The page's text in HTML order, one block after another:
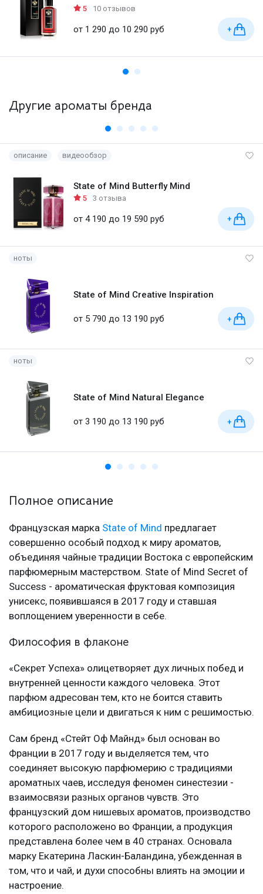
5 10 отзывов
от 1 290 до 10 290 руб +
Другие ароматы бренда
описание видеообзор
State of Mind Butterfly Mind
5 3 отзыва
от 4 190 до 19 590 руб +
ноты
State of Mind Creative Inspiration
от 5 790 до 13 190 руб +
ноты
State of Mind Natural Elegance
от 3 190 до 13 190 руб +
Полное описание
Французская марка State of Mind предлагает
совершенно особый подход к миру ароматов,
объединяя чайные традиции Востока с европейским
парфюмерным мастерством. State of Mind Secret of
Success - ароматическая фруктовая композиция
унисекс, появившаяся в 2017 году и ставшая
воплощением уверенности в себе.
Философия в флаконе
«Секрет Успеха» олицетворяет дух личных побед и
внутренней ценности каждого человека. Этот
парфюм адресован тем, кто не боится ставить
амбициозные цели и двигаться к ним с решимостью.
Сам бренд «Стейт Оф Майнд» был основан во
Франции в 2017 году и выделяется тем, что
соединяет высокую парфюмерию с традициями
ароматных чаев, исследуя феномен синестезии -
взаимосвязи разных органов чувств. Это
французский дом нишевых ароматов, производство
которого расположено во Франции, а продукция
представлена более чем в 40 странах. Основала
марку Екатерина Ласкин-Баландина, убежденная в
том, что и чай, и духи способны влиять на эмоции и
настроение.